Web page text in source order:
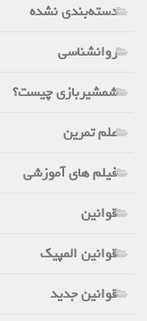
دسته‌بندی نشده
روانشناسی
شمشیربازی چیست؟
علم تمرین
فیلم های آموزشی
قوانین
قوانین المپیک
قوانین جدید